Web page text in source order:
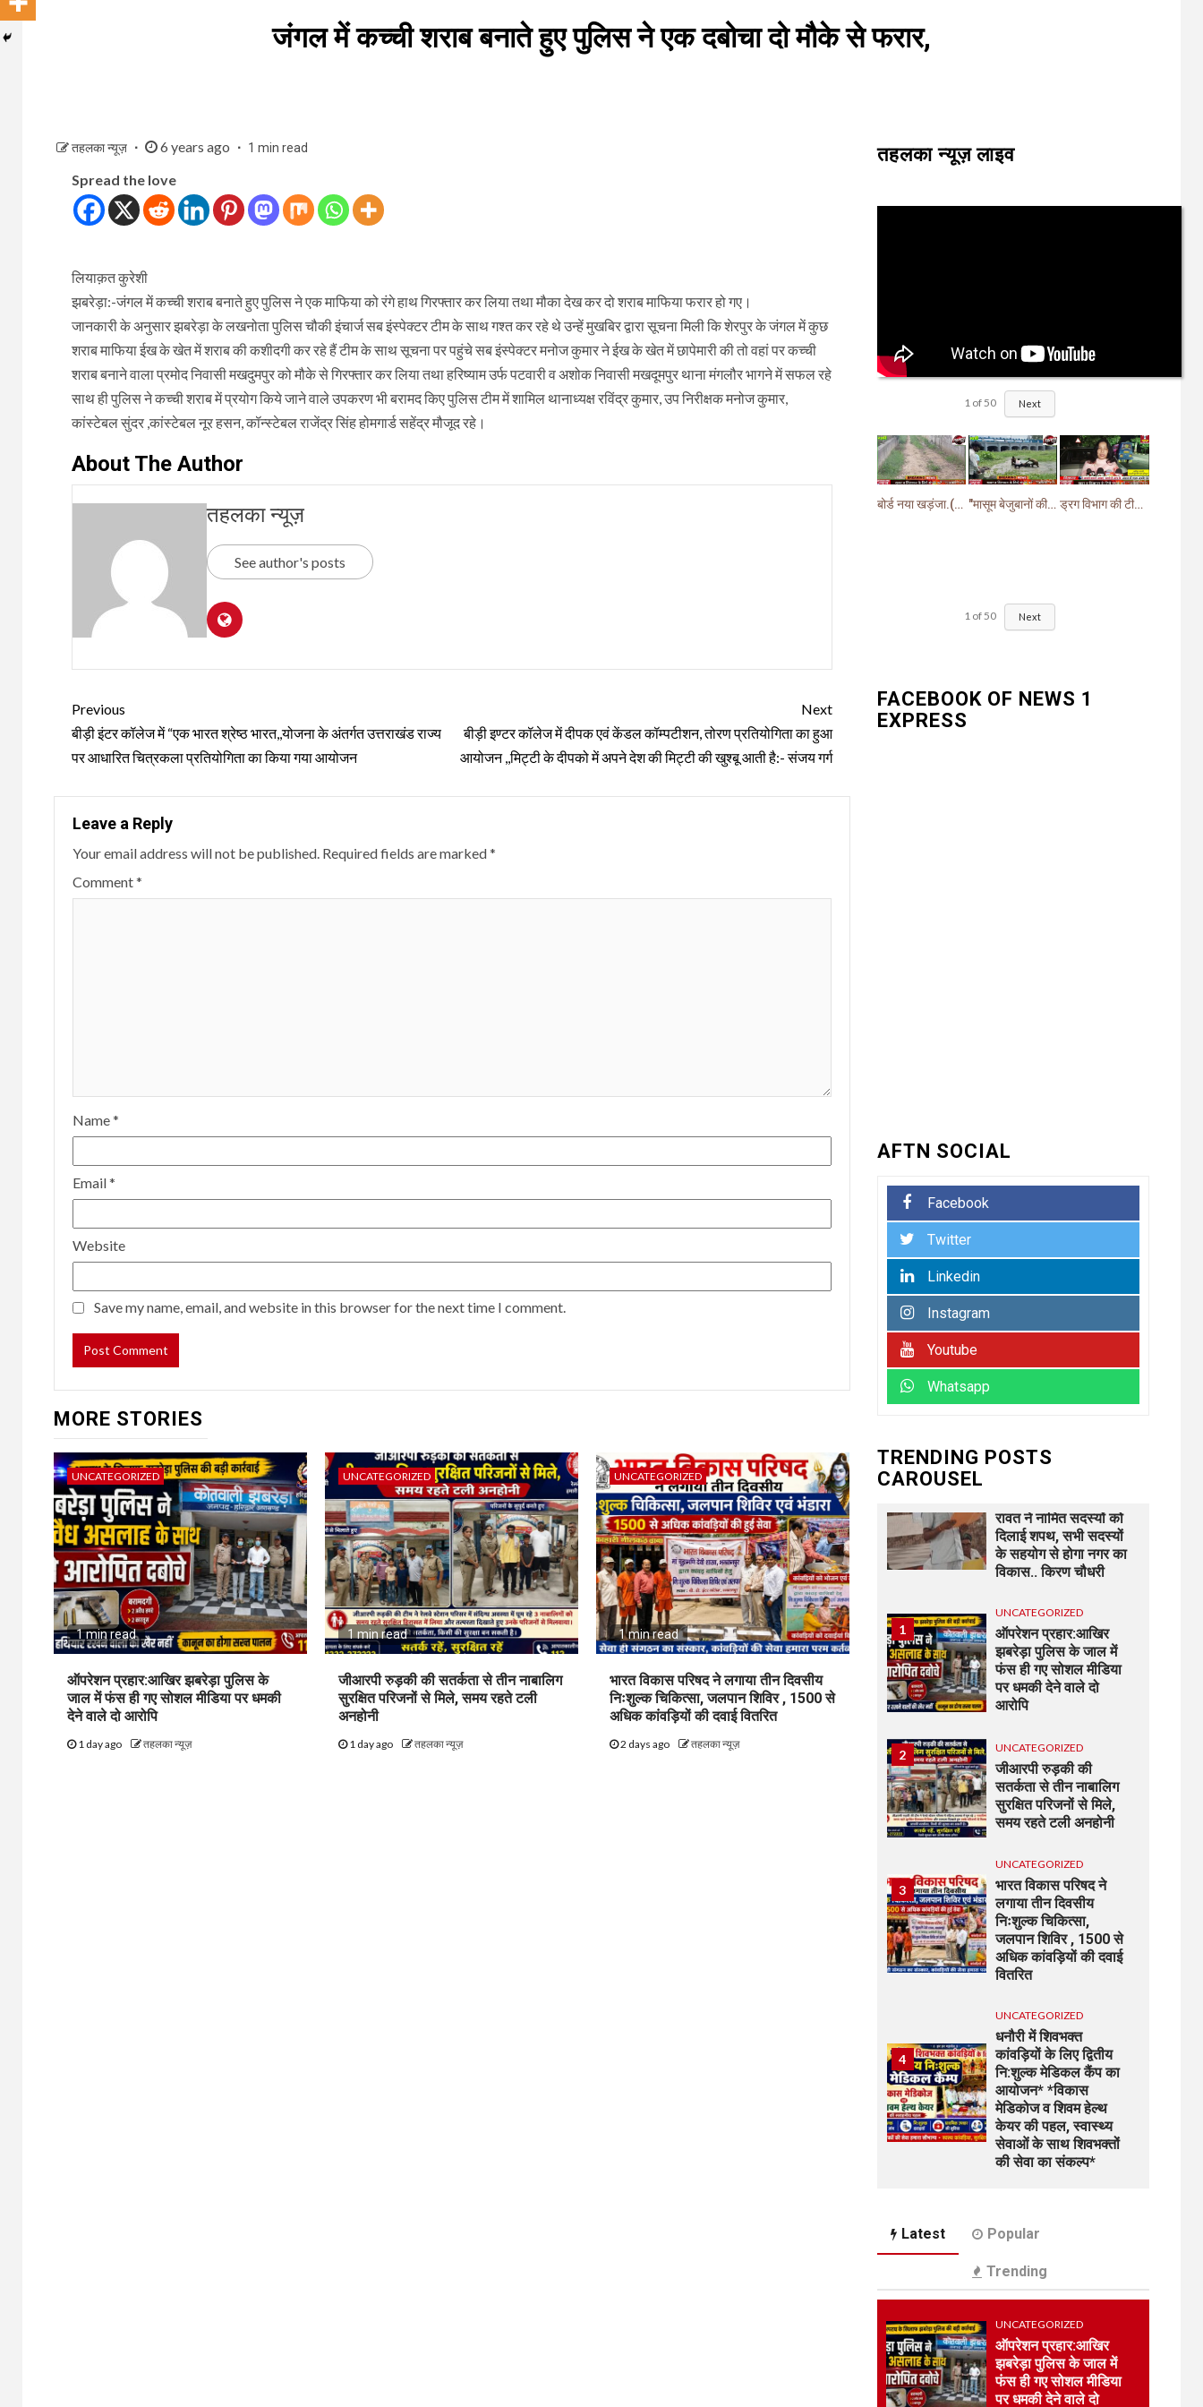
जंगल में कच्ची शराब बनाते हुए पुलिस ने एक दबोचा दो मौके से फरार,
तहलका न्यूज़ 6 years ago 1 min read
Spread the love
लियाक़त कुरेशी
झबरेड़ा:-जंगल में कच्ची शराब बनाते हुए पुलिस ने एक माफिया को रंगे हाथ गिरफ्तार कर लिया तथा मौका देख कर दो शराब माफिया फरार हो गए।
जानकारी के अनुसार झबरेड़ा के लखनोता पुलिस चौकी इंचार्ज सब इंस्पेक्टर टीम के साथ गश्त कर रहे थे उन्हें मुखबिर द्वारा सूचना मिली कि शेरपुर के जंगल में कुछ
शराब माफिया ईख के खेत में शराब की कशीदगी कर रहे हैं टीम के साथ सूचना पर पहुंचे सब इंस्पेक्टर मनोज कुमार ने ईख के खेत में छापेमारी की तो वहां पर कच्ची
शराब बनाने वाला प्रमोद निवासी मखदुमपुर को मौके से गिरफ्तार कर लिया तथा हरिष्याम उर्फ पटवारी व अशोक निवासी मखदूमपुर थाना मंगलौर भागने में सफल रहे
साथ ही पुलिस ने कच्ची शराब में प्रयोग किये जाने वाले उपकरण भी बरामद किए पुलिस टीम में शामिल थानाध्यक्ष रविंद्र कुमार, उप निरीक्षक मनोज कुमार,
कांस्टेबल सुंदर ,कांस्टेबल नूर हसन, कॉन्स्टेबल राजेंद्र सिंह होमगार्ड सहेंद्र मौजूद रहे।
About The Author
तहलका न्यूज़
See author's posts
Continue
Reading
Previous
बीड़ी इंटर कॉलेज में “एक भारत श्रेष्ठ भारत,,योजना के अंतर्गत उत्तराखंड राज्य
पर आधारित चित्रकला प्रतियोगिता का किया गया आयोजन
Next
बीड़ी इण्टर कॉलेज में दीपक एवं केंडल कॉम्पटीशन, तोरण प्रतियोगिता का हुआ
आयोजन ,,मिट्टी के दीपको में अपने देश की मिट्टी की खुश्बू आती है:- संजय गर्ग
Leave a Reply
Your email address will not be published. Required fields are marked*
Comment*
Name*
Email*
Website
Save my name, email, and website in this browser for the next time I comment.
MORE STORIES
UNCATEGORIZED
1 min read
ऑपरेशन प्रहार:आखिर झबरेड़ा पुलिस के
जाल में फंस ही गए सोशल मीडिया पर धमकी
देने वाले दो आरोपि
1 day ago तहलका न्यूज़
UNCATEGORIZED
1 min read
जीआरपी रुड़की की सतर्कता से तीन नाबालिग
सुरक्षित परिजनों से मिले, समय रहते टली
अनहोनी
1 day ago तहलका न्यूज़
UNCATEGORIZED
1 min read
भारत विकास परिषद ने लगाया तीन दिवसीय
निःशुल्क चिकित्सा, जलपान शिविर , 1500 से
अधिक कांवड़ियों की दवाई वितरित
2 days ago तहलका न्यूज़
तहलका न्यूज़ लाइव
1 of 50 Next
बोर्ड नया खड़ंजा.(गायब)झबरेड़ा विधायक वीरेंद्र जत्ती के प्रस्ताव पर pwd ने बनाया खड़ंजा "मासूम बेजुबानों की दर्दनाक मौत: चंद घास के निवालों ने उजाड़ दी गरीब परिवारों की दुनिया" ड्रग विभाग की टीम ने खांसी व सर्दी जुकाम में दी जाने वाली (सिरप) की खरीदारी व बिक्री पर लगाई रोक.
1 of50 Next
FACEBOOK OF NEWS 1
EXPRESS
AFTN SOCIAL
Facebook
Twitter
Linkedin
Instagram
Youtube
Whatsapp
TRENDING POSTS
CAROUSEL
की सेवा का संकल्प*
5
6
कोटवाल आलमपुर में लाखों
से कार्रवाई की लगाई गुहार
लगाए खरीद-फरोख्त के
7
UNCATEGORIZED
रावत ने नामित सदस्यों को
दिलाई शपथ, सभी सदस्यों
के सहयोग से होगा नगर का
विकास.. किरण चौधरी
1
UNCATEGORIZED
ऑपरेशन प्रहार:आखिर
झबरेड़ा पुलिस के जाल में
फंस ही गए सोशल मीडिया
पर धमकी देने वाले दो
आरोपि
2 UNCATEGORIZED
जीआरपी रुड़की की
सतर्कता से तीन नाबालिग
सुरक्षित परिजनों से मिले,
समय रहते टली अनहोनी
3
UNCATEGORIZED
भारत विकास परिषद ने
लगाया तीन दिवसीय
निःशुल्क चिकित्सा,
जलपान शिविर , 1500 से
अधिक कांवड़ियों की दवाई
वितरित
4
UNCATEGORIZED
धनौरी में शिवभक्त
कांवड़ियों के लिए द्वितीय
नि:शुल्क मेडिकल कैंप का
आयोजन* *विकास
मेडिकोज व शिवम हेल्थ
केयर की पहल, स्वास्थ्य
सेवाओं के साथ शिवभक्तों
की सेवा का संकल्प*
भारत विकास परिषद की
संयुक्त प्रवास बैठक में
कार्यों पर जोर
6
UNCATEGORIZED
कोटवाल आलमपुर में लाखों
की चोरी, पीड़ित ने पुलिस
से कार्रवाई की लगाई गुहार
कई युवकों और कबाड़ी पर
Latest Popular
Trending
UNCATEGORIZED
ऑपरेशन प्रहार:आखिर
झबरेड़ा पुलिस के जाल में
फंस ही गए सोशल मीडिया
पर धमकी देने वाले दो